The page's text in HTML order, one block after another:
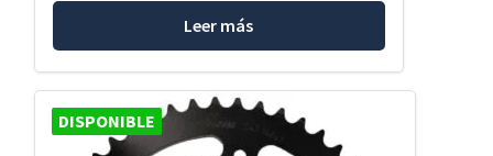
Leer más
DISPONIBLE